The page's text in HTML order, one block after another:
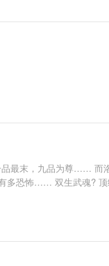
最末，九品为尊……
多恐怖…… 双生武魂?